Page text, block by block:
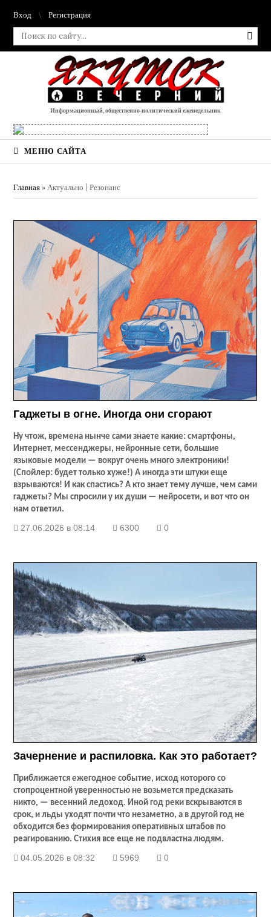
Вход Регистрация
Информационный, общественно-политический еженедельник
МЕНЮ САЙТА
Главная »Актуально | Резонанс
Гаджеты в огне. Иногда они сгорают
Ну чтож, времена нынче сами знаете какие: смартфоны,
Интернет, мессенджеры, нейронные сети, большие
языковые модели — вокруг очень много электроники!
(Спойлер: будет только хуже!) А иногда эти штуки еще
взрываются! И как спастись? А кто знает тему лучше, чем сами
гаджеты? Мы спросили у их души — нейросети, и вот что он
нам ответил.
27.06.2026 в 08:14 6300 0
Зачернение и распиловка. Как это работает?
Приближается ежегодное событие, исход которого со
стопроцентной уверенностью не возьмется предсказать
никто, — весенний ледоход. Иной год реки вскрываются в
срок, и льды уходят почти что незаметно, а в другой год не
обходится без формирования оперативных штабов по
реагированию. Стихия все еще не подвластна людям.
04.05.2026 в 08:32 5969 0